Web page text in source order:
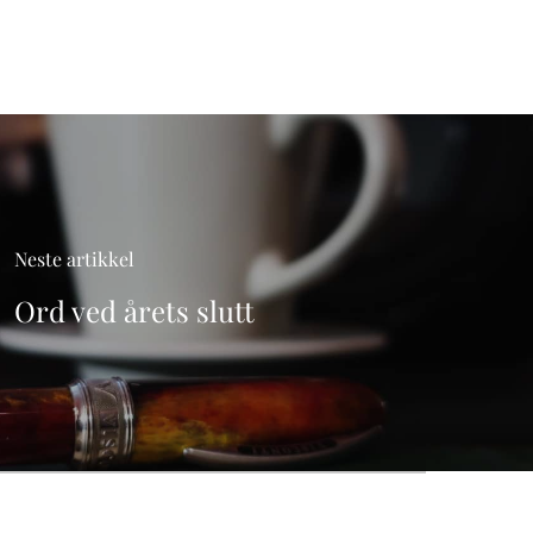
Neste artikkel
Ord ved årets slutt